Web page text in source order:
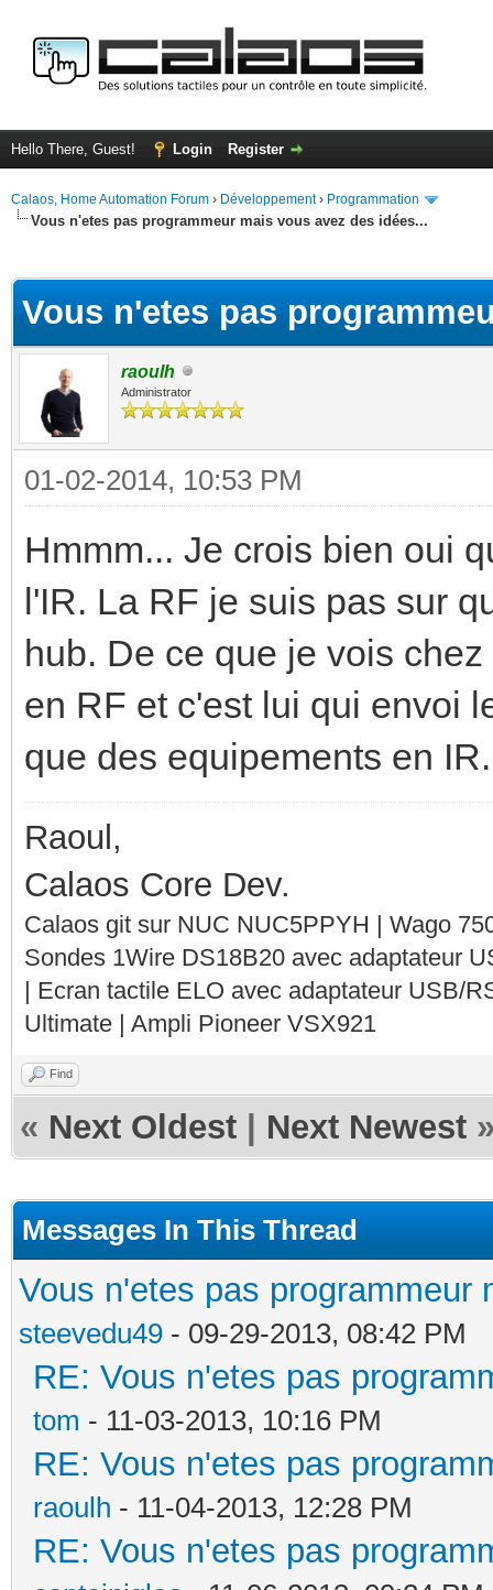
Hello There, Guest! Login Register
Calaos, Home Automation Forum › Développement› Programmation
Vous n'etes pas programmeur mais vous avez des idées...
Vous n'etes pas
raoulh
Administrator
01-02-2014, 10:53 PM
Hmmm... Je crois bien oui
l'IR. La RF je suis pas sur
hub. De ce que je vois
en RF et c'est lui qui envoi
que des equipements en
Raoul,
Calaos Core Dev.
Calaos git sur NUC NUC5PPYH | Wago
Sondes 1Wire DS18B20 avec adaptateur
| Ecran tactile ELO avec adaptateur USB/
Ultimate | Ampli Pioneer VSX921
Find
« Next Oldest Next Newest
Messages In This Thread
Vous n'etes pas
steevedu49 - 09-29-2013, 08:42 PM
RE: Vous n'etes pas
tom - 11-03-2013, 10:16 PM
RE: Vous n'etes pas
raoulh - 11-04-2013, 12:28 PM
RE: Vous n'etes pas